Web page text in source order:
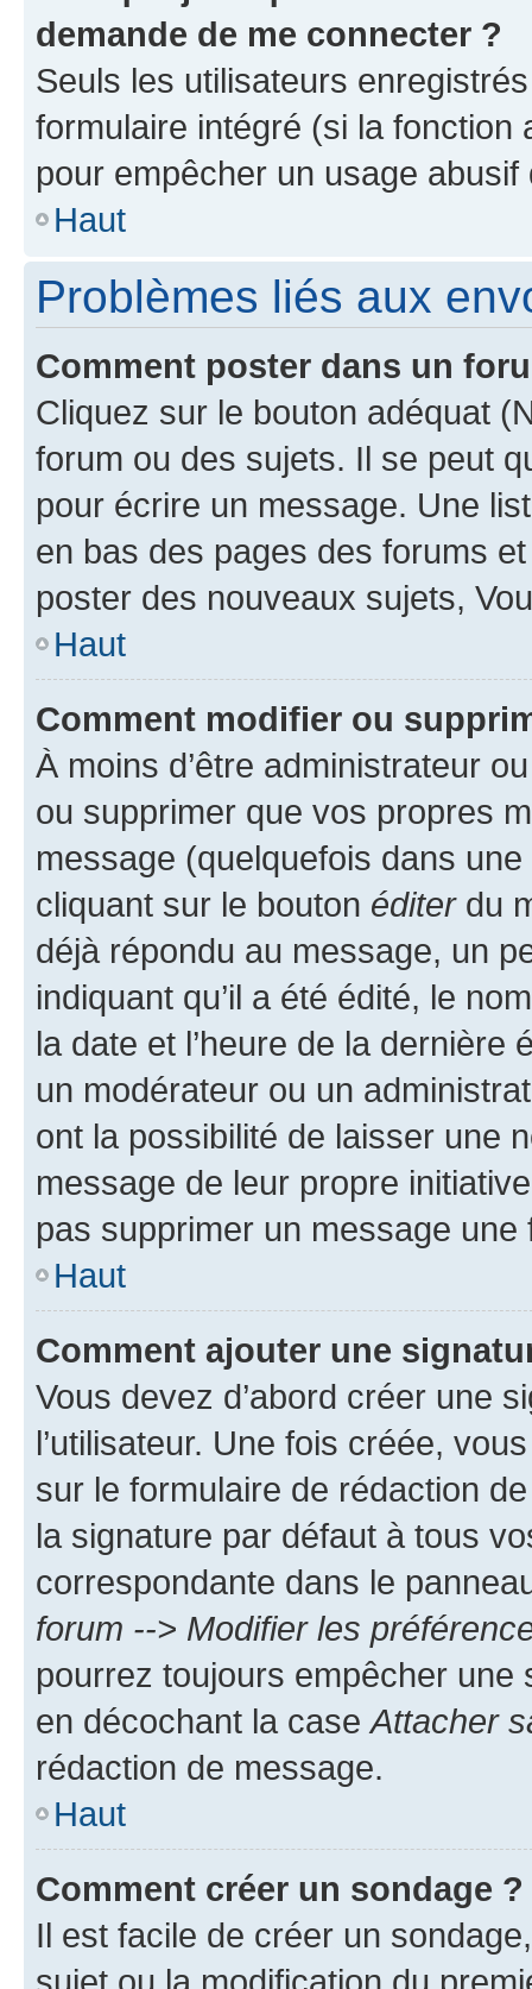
demande de me connecter ?
Seuls les utilisateurs
formulaire intégré (si la fonction
pour empêcher un usage
Haut
Problèmes liés aux
Comment poster dans un
Cliquez sur le bouton adéquat
forum ou des sujets. Il se peut
pour écrire un message. Une
en bas des pages des forums
poster des nouveaux sujets,
Haut
Comment modifier ou
À moins d’être administrateur
ou supprimer que vos propres
message (quelquefois dans
cliquant sur le bouton éditerdu
déjà répondu au message, un
indiquant qu’il a été édité, le
la date et l’heure de la dernière
un modérateur ou un
ont la possibilité de laisser une
message de leur propre
pas supprimer un message une
Haut
Comment ajouter une
Vous devez d’abord créer une
l’utilisateur. Une fois créée,
sur le formulaire de rédaction
la signature par défaut à tous
correspondante dans le
forum --> Modifier les
pourrez toujours empêcher une
en décochant la caseAttacher
rédaction de message.
Haut
Comment créer un sondage ?
Il est facile de créer un